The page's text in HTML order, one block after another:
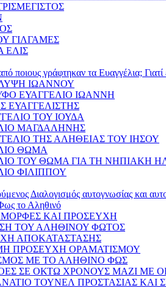
ΓΙΛΓΑΜΕΣ
ΕΛΙΣ
ποιους γράφτηκαν τα Ευαγγέλια;
ΙΩΑΝΝΟΥ
ΕΥΑΓΓΕΛΙΟ ΙΩΑΝΝΗ
ΕΥΑΓΓΕΛΙΣΤΗΣ
ΤΟΥ ΙΟΥΔΑ
ΜΑΓΔΑΛΗΝΗΣ
ΤΗΣ ΑΛΗΘΕΙΑΣ ΤΟΥ ΙΗΣΟΥ
ΘΩΜΑ
ΤΟΥ ΘΩΜΑ ΓΙΑ ΤΗ ΝΗΠΙΑΚΗ
ΦΙΛΙΠΠΟΥ
Διαλογισμός αυτογνωσίας και
το Αληθινό
ΚΑΙ ΠΡΟΣΕΥΧΗ
ΤΟΥ ΑΛΗΘΙΝΟΥ ΦΩΤΟΣ
ΑΠΟΚΑΤΑΣΤΑΣΗΣ
ΠΡΟΣΕΥΧΗ ΟΡΑΜΑΤΙΣΜΟΥ
ΜΕ ΤΟ ΑΛΗΘΙΝΟ ΦΩΣ
ΣΕ ΟΚΤΩ ΧΡΟΝΟΥΣ ΜΑΖΙ ΜΕ
ΤΟΥΝΕΛ ΠΡΟΣΤΑΣΙΑΣ ΚΑΙ